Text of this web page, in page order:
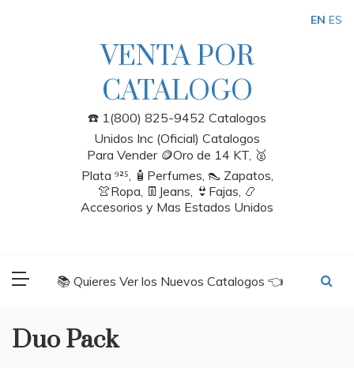
VENTA POR
CATALOGO
☎️ 1(800) 825-9452 Catalogos
Unidos Inc (Oficial) Catalogos
Para Vender 🪙Oro de 14 KT, 🥈
Plata ⁹²⁵, 🧴Perfumes, 👠 Zapatos,
👚Ropa, 👖Jeans, 👙Fajas, 📿
Accesorios y Mas Estados Unidos
📚 Quieres Ver los Nuevos Catalogos 👈
Duo Pack
EN ES